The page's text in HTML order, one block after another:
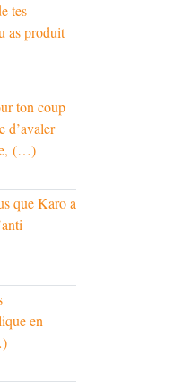
tes
as produit
ton coup
d’avaler
(…)
que Karo a
en